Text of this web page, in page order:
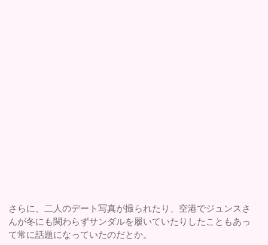
さらに、二人のデート写真が撮られたり、空港でジュンスさ
んが冬にも関わらずサンダルを履いていたりしたこともあっ
て常に話題になっていたのだとか。